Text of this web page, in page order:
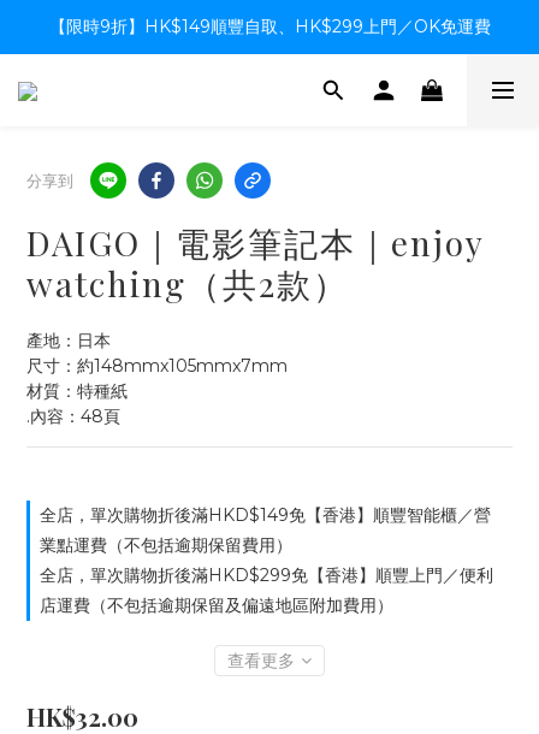
【限時9折】HK$149順豐自取、HK$299上門／OK免運費
【限時9折】HK$149順豐自取、HK$299上門／OK免運費
支付系統升級中，暫停信用卡支付至8月中，造成不便感謝諒解
分享到
DAIGO｜電影筆記本｜enjoy
watching（共2款）
產地：日本
尺寸：約148mmx105mmx7mm
材質：特種紙
.內容：48頁
全店，單次購物折後滿HKD$149免【香港】順豐智能櫃／營
業點運費（不包括逾期保留費用）
全店，單次購物折後滿HKD$299免【香港】順豐上門／便利
店運費（不包括逾期保留及偏遠地區附加費用）
查看更多
HK$32.00